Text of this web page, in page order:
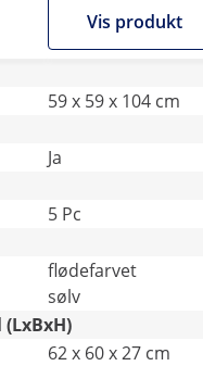
Vis produkt
59 x 59 x 104 cm
Ja
5 Pc
flødefarvet
sølv
62 x 60 x 27 cm